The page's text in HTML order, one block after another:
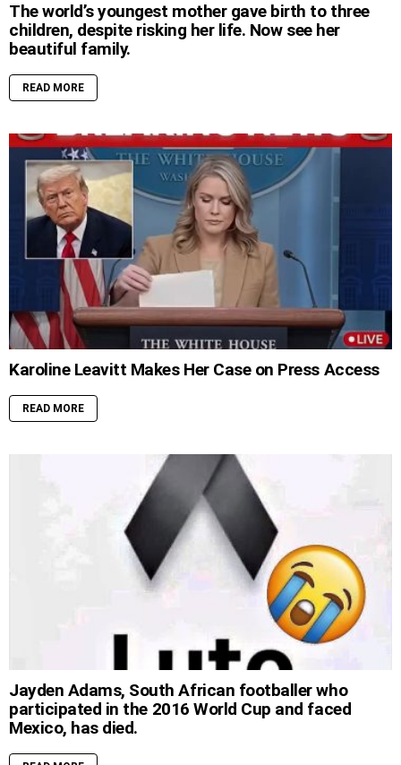
The world’s youngest mother gave birth to three
children, despite risking her life. Now see her
beautiful family.
READ MORE
Karoline Leavitt Makes Her Case on Press Access
READ MORE
Jayden Adams, South African footballer who
participated in the 2016 World Cup and faced
Mexico, has died.